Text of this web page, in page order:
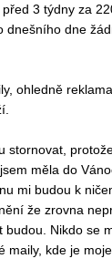
3 týdny za
dnešního dne
ohledně
stornovat,
měla do
mi budou k
že zrovna
budou. Nikdo se
maily, kde je